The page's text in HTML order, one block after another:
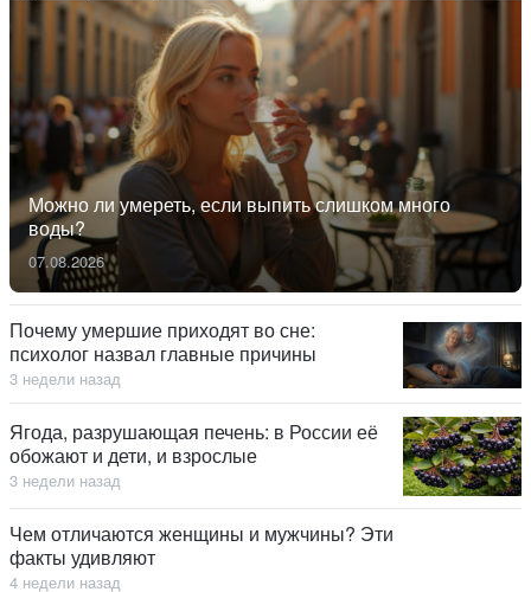
Можно ли умереть, если выпить слишком много
воды?
07.08.2026
Почему умершие приходят во сне:
психолог назвал главные причины
3 недели назад
Ягода, разрушающая печень: в России её
обожают и дети, и взрослые
3 недели назад
Чем отличаются женщины и мужчины? Эти
факты удивляют
4 недели назад